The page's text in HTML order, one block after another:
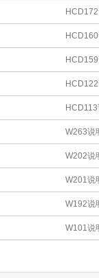
W263说
W202说
W201说
W192说
W101说